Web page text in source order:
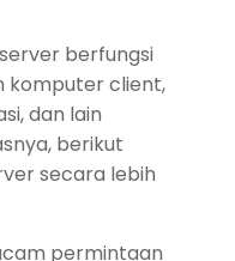
berfungsi
komputer client,
dan lain
berikut
secara lebih
permintaan